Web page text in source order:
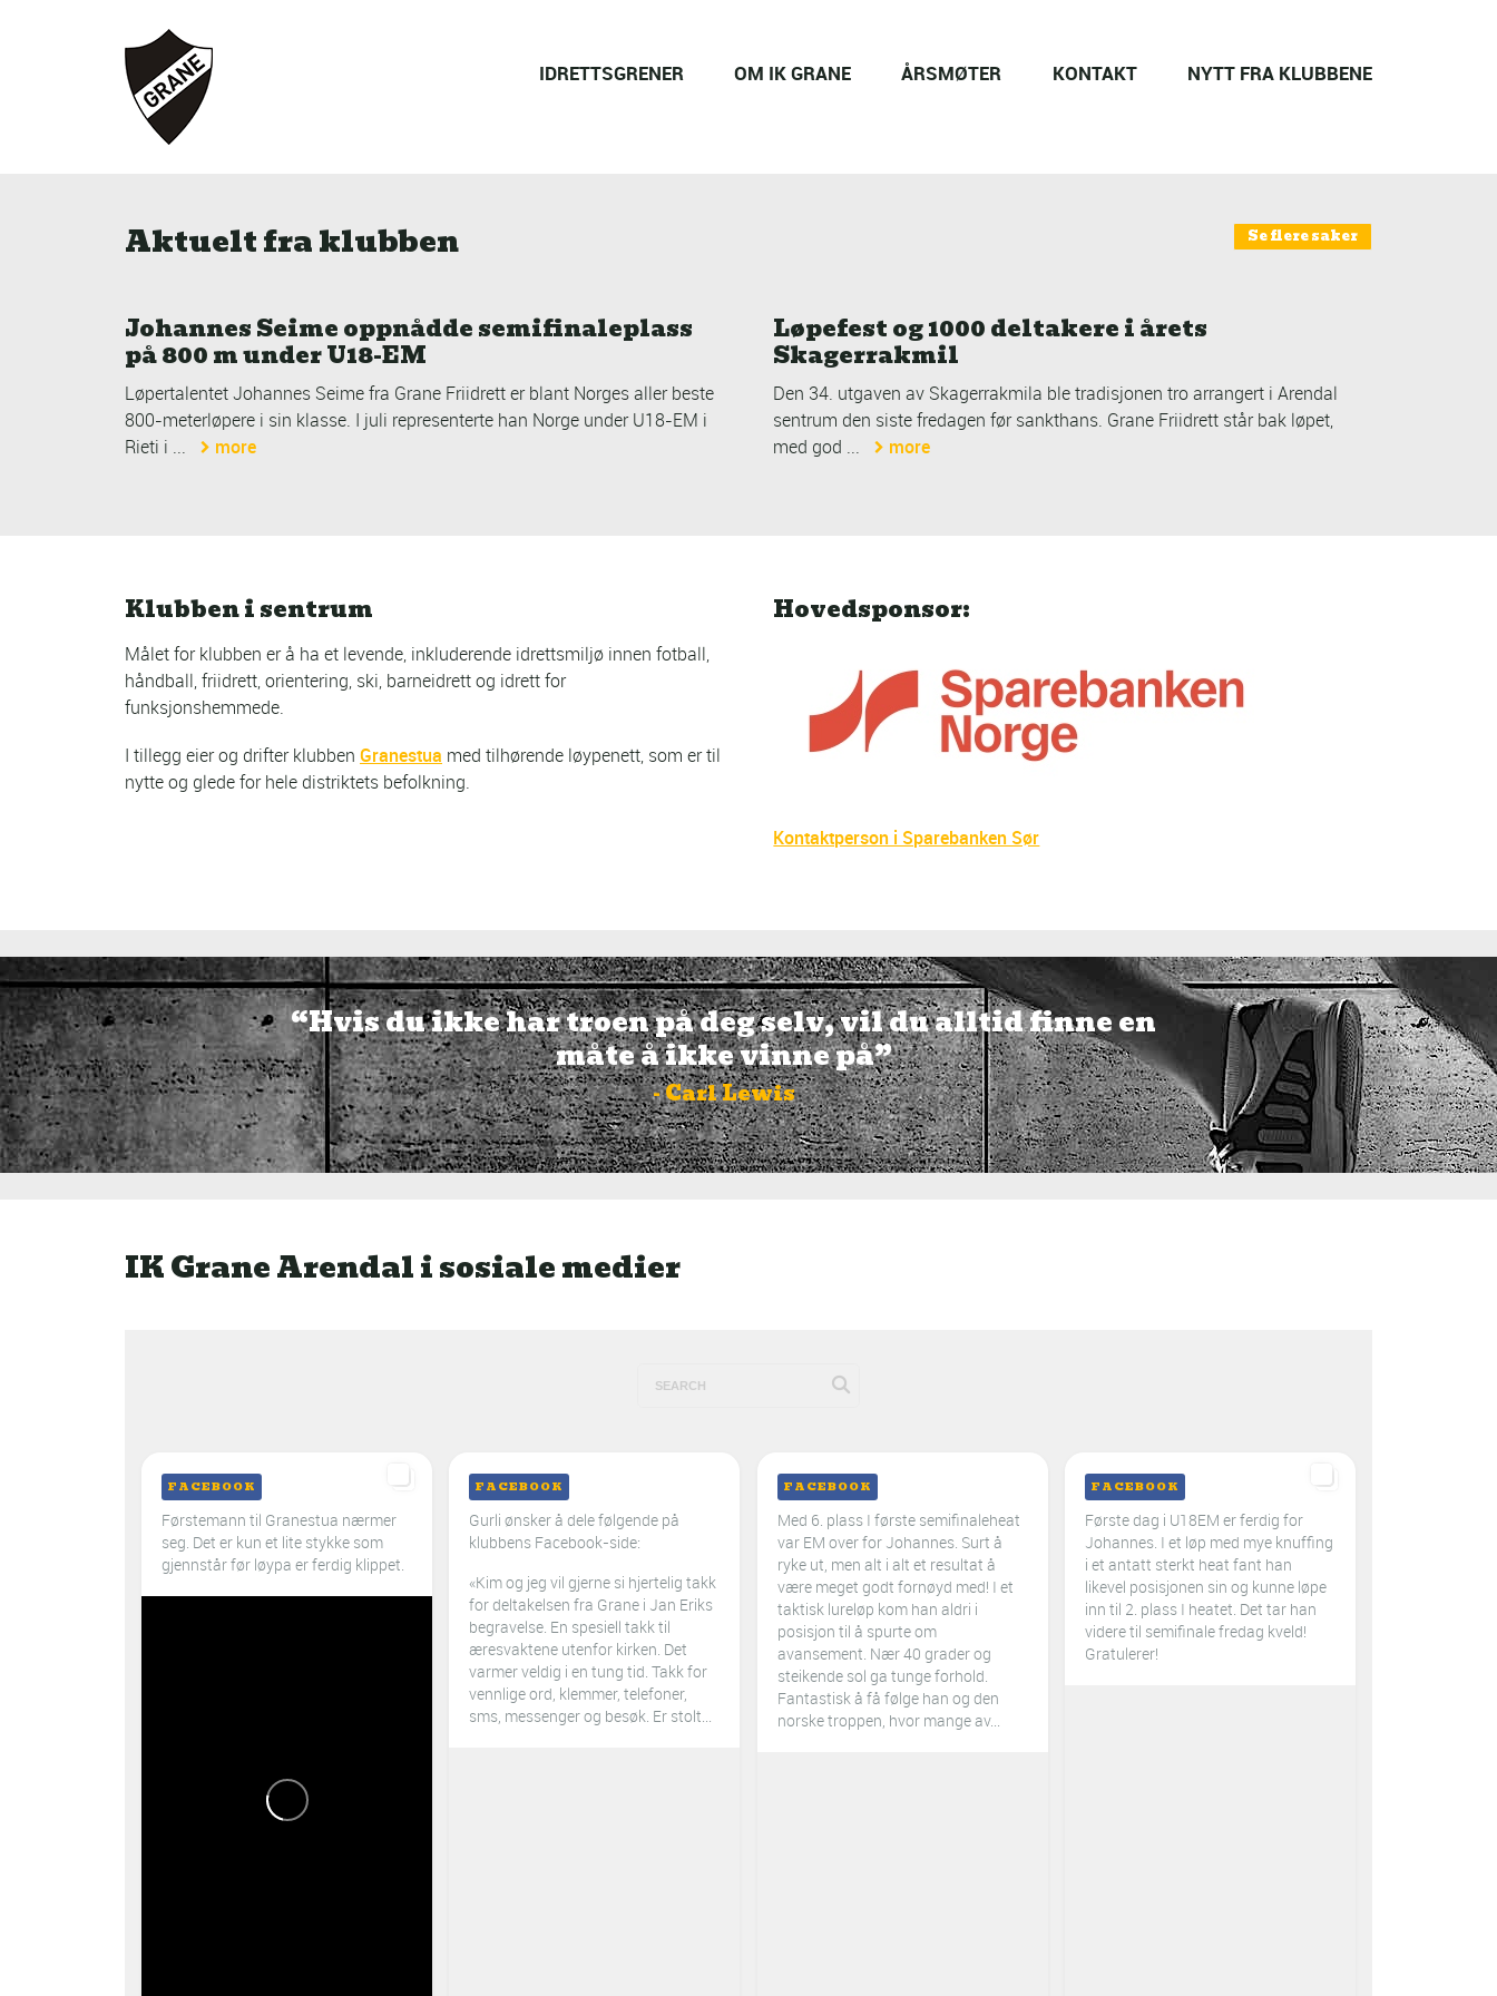
IDRETTSGRENER OM IK GRANE ÅRSMØTER KONTAKT NYTT FRA KLUBBENE
Aktuelt fra klubben Se flere saker
Johannes Seime oppnådde semifinaleplass
på 800 m under U18-EM
Løpertalentet Johannes Seime fra Grane Friidrett er blant Norges aller beste
800-meterløpere i sin klasse. I juli representerte han Norge under U18-EM i
Rieti i ...
more
Løpefest og 1000 deltakere i årets
Skagerrakmil
Den 34. utgaven av Skagerrakmila ble tradisjonen tro arrangert i Arendal
sentrum den siste fredagen før sankthans. Grane Friidrett står bak løpet,
med god ...
more
Klubben i sentrum
Målet for klubben er å ha et levende, inkluderende idrettsmiljø innen fotball,
håndball, friidrett, orientering, ski, barneidrett og idrett for
funksjonshemmede.
I tillegg eier og drifter klubben Granestua med tilhørende løypenett, som er til
nytte og glede for hele distriktets befolkning.
Hovedsponsor:
Kontaktperson i Sparebanken Sør
“Hvis du ikke har troen på deg selv, vil du alltid finne en
måte å ikke vinne på”
- Carl Lewis
IK Grane Arendal i sosiale medier
Førstemann til Granestua nærmer
seg. Det er kun et lite stykke som
gjennstår før løypa er ferdig klippet.
FACEBOOK
Gurli ønsker å dele følgende på
klubbens Facebook-side:
«Kim og jeg vil gjerne si hjertelig takk
for deltakelsen fra Grane i Jan Eriks
begravelse. En spesiell takk til
æresvaktene utenfor kirken. Det
varmer veldig i en tung tid. Takk for
vennlige ord, klemmer, telefoner,
sms, messenger og besøk. Er stolt...
FACEBOOK
Med 6. plass I første semifinaleheat
var EM over for Johannes. Surt å
ryke ut, men alt i alt et resultat å
være meget godt fornøyd med! I et
taktisk lureløp kom han aldri i
posisjon til å spurte om
avansement. Nær 40 grader og
steikende sol ga tunge forhold.
Fantastisk å få følge han og den
norske troppen, hvor mange av...
FACEBOOK
Første dag i U18EM er ferdig for
Johannes. I et løp med mye knuffing
i et antatt sterkt heat fant han
likevel posisjonen sin og kunne løpe
inn til 2. plass I heatet. Det tar han
videre til semifinale fredag kveld!
Gratulerer!
FACEBOOK